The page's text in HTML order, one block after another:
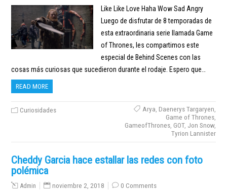
Like Like Love Haha Wow Sad Angry
Luego de disfrutar de 8 temporadas de
esta extraordinaria serie llamada Game
of Thrones, les compartimos este
especial de Behind Scenes con las
cosas más curiosas que sucedieron durante el rodaje. Espero que…
READ MORE
Curiosidades Arya, Daenerys Targaryen,
Game of Thrones,
GameofThrones, GOT, Jon Snow,
Tyrion Lannister
Cheddy Garcia hace estallar las redes con foto
polémica
Admin noviembre 2, 2018 0 Comments